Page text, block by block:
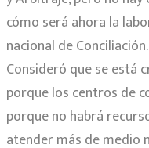
cómo será ahora la
nacional de Conciliación.
Consideró que se está
porque los centros de
porque no habrá
atender más de medio